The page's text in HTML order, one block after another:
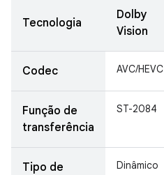
Tecnologia
Dolby
Vision
Codec AVC/HEVC
Função de
transferência
ST-2084
Tipo de
Dinâmico